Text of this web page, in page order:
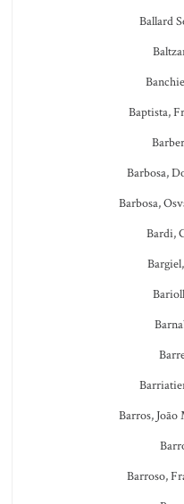
Ballard
Baptista,
Barbosa,
Barbosa,
Bardi,
Barros, João
Barroso,